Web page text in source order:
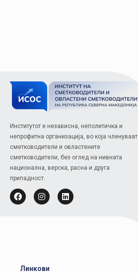
Институтот е независна, неполитичка и
непрофитна организација, во која членуваат
сметководители и овластените
сметководители, без оглед на нивната
национална, верска, расна и друга
припадност.
Линкови